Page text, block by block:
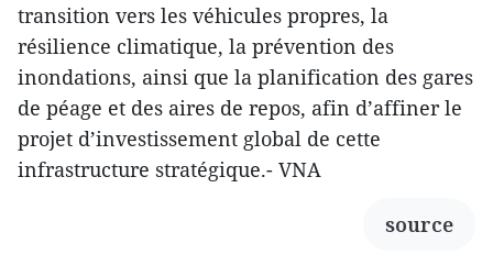
transition vers les véhicules propres, la
résilience climatique, la prévention des
inondations, ainsi que la planification des gares
de péage et des aires de repos, afin d’affiner le
projet d’investissement global de cette
infrastructure stratégique.- VNA
source